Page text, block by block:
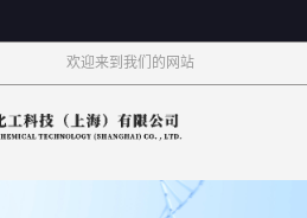
欢迎来到我们的网站